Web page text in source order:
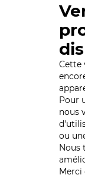
Cette
Pour
nous
ou
Nous
Merci